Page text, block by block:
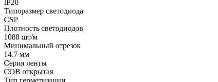
IP20
Типоразмер светодиода
CSP
Плотность светодиодов
1088 шт/м
Минимальный отрезок
14.7 мм
Серия ленты
COB открытая
Тип герметизации